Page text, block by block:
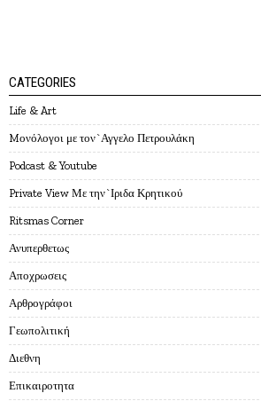
CATEGORIES
Life & Art
Mονόλογοι με τον`Αγγελο Πετρουλάκη
Podcast & Youtube
Private View Με την`Ιριδα Κρητικού
Ritsmas Corner
Ανυπερθετως
Αποχρωσεις
Αρθρογράφοι
Γεωπολιτική
Διεθνη
Επικαιροτητα